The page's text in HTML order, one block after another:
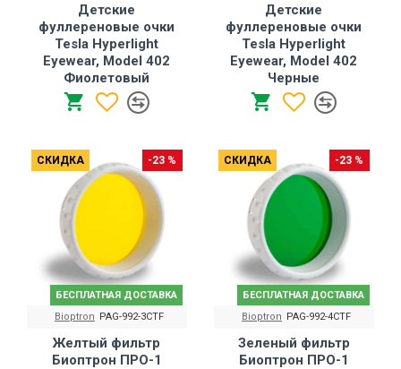
Детские
фуллереновые очки
Tesla Hyperlight
Eyewear, Model 402
Фиолетовый
Детские
фуллереновые очки
Tesla Hyperlight
Eyewear, Model 402
Черные
СКИДКА
БЕСПЛАТНАЯ ДОСТАВКА
-23 %
Bioptron PAG-992-3CTF
Желтый фильтр
Биоптрон ПРО-1
СКИДКА
БЕСПЛАТНАЯ ДОСТАВКА
-23 %
Bioptron PAG-992-4CTF
Зеленый фильтр
Биоптрон ПРО-1